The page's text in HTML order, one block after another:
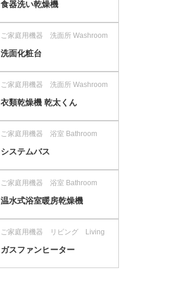
食器洗い乾燥機
ご家庭用機器 洗面所 Washroom
洗面化粧台
ご家庭用機器 洗面所 Washroom
衣類乾燥機 乾太くん
ご家庭用機器 浴室 Bathroom
システムバス
ご家庭用機器 浴室 Bathroom
温水式浴室暖房乾燥機
ご家庭用機器 リビング Living
ガスファンヒーター